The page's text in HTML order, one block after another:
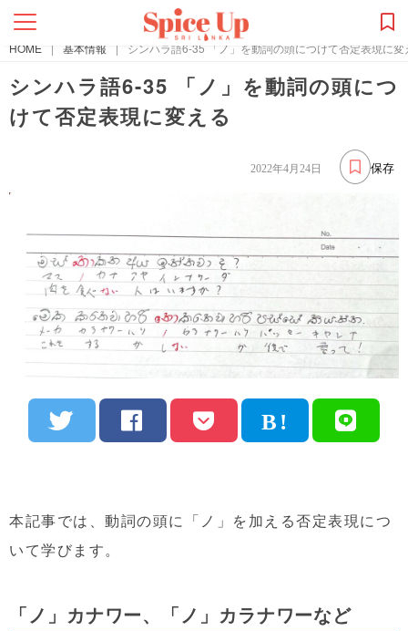
HOME | 基本情報 | シンハラ語6-35 「ノ」を動詞の頭につけて否定表現に変
シンハラ語6-35 「ノ」を動詞の頭につ
けて否定表現に変える
保存
2022年4月24日
本記事では、動詞の頭に「ノ」を加える否定表現につ
いて学びます。
「ノ」カナワー、「ノ」カラナワーなど